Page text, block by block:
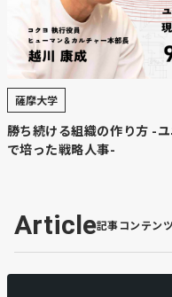
薩摩大学
勝ち続ける組織の作り方 -
で培った戦略人事-
Article記事コンテンツ